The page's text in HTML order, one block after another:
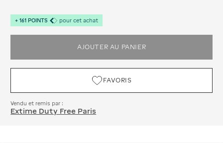
+ 161 POINTS pour cet achat
AJOUTER AU PANIER
FAVORIS
Vendu et remis par :
Extime Duty Free Paris